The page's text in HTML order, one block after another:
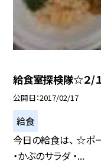
給食室探検隊☆２/
公開日 2017/02/17
給食
今日の給食は、 ☆ポ
・かぶのサラダ ・...